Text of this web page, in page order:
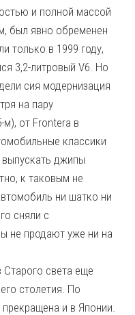
и полной массой
был явно обременен
только в 1999 году,
3,2-литровый V6. Но
сия модернизация
на пару
м), от Frontera в
классики
джипы
к таковым не
ни шатко ни
сняли с
не продают уже ни на
Старого света еще
столетия. По
и в Японии.